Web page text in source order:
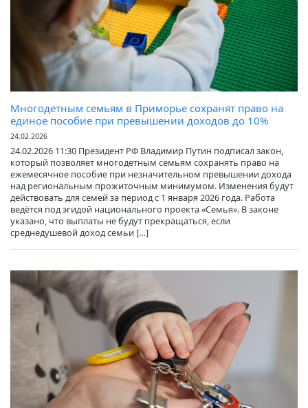
Многодетным семьям в Приморье сохранят право на
единое пособие при превышении доходов до 10%
24.02.2026
24.02.2026 11:30 Президент РФ Владимир Путин подписал закон,
который позволяет многодетным семьям сохранять право на
ежемесячное пособие при незначительном превышении дохода
над региональным прожиточным минимумом. Изменения будут
действовать для семей за период с 1 января 2026 года. Работа
ведётся под эгидой национального проекта «Семья». В законе
указано, что выплаты не будут прекращаться, если
среднедушевой доход семьи […]